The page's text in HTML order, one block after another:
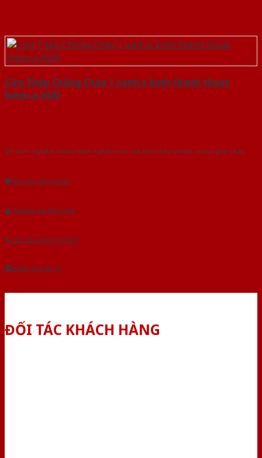
Cửa Thép Chống Cháy 1 canh o kinh thanh thoat
hiem-a-SGD
Với kinh nghiệm nhiêu năm nghiên cứu cửa theo tiêu chuẩn công nghệ Châu
Gửi yêu cầu tư vấn
Tải báo giá tổng hợp
Yêu cầu gọi lại (3 phút)
Dành cho đại lý
ĐỐI TÁC KHÁCH HÀNG